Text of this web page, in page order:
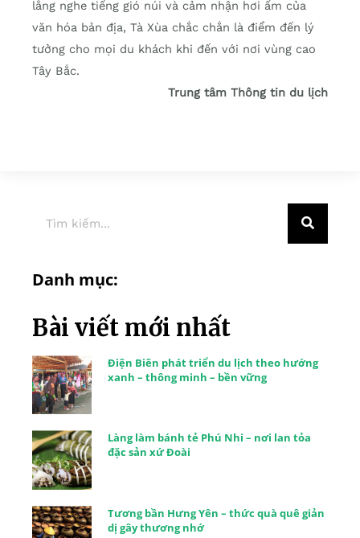
lắng nghe tiếng gió núi và cảm nhận hơi ấm của
văn hóa bản địa, Tà Xùa chắc chắn là điểm đến lý
tưởng cho mọi du khách khi đến với nơi vùng cao
Tây Bắc.
Trung tâm Thông tin du lịch
Danh mục:
Bài viết mới nhất
Điện Biên phát triển du lịch theo hướng
xanh – thông minh – bền vững
Làng làm bánh tẻ Phú Nhi – nơi lan tỏa
đặc sản xứ Đoài
Tương bần Hưng Yên – thức quà quê giản
dị gây thương nhớ